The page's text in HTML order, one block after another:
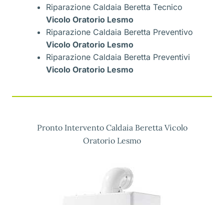
Riparazione Caldaia Beretta Tecnico
Vicolo Oratorio Lesmo
Riparazione Caldaia Beretta Preventivo
Vicolo Oratorio Lesmo
Riparazione Caldaia Beretta Preventivi
Vicolo Oratorio Lesmo
Pronto Intervento Caldaia Beretta Vicolo
Oratorio Lesmo